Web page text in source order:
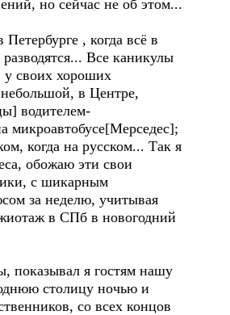
но сейчас не об этом...
, когда всё в
Все каникулы
у своих хороших
в Центре,
водителем-
микроавтобусе[Мерседес];
когда на русском... Так я
обожаю эти свои
с шикарным
за неделю, учитывая
в СПб в новогодний
показывал я гостям нашу
столицу ночью и
со всех концов